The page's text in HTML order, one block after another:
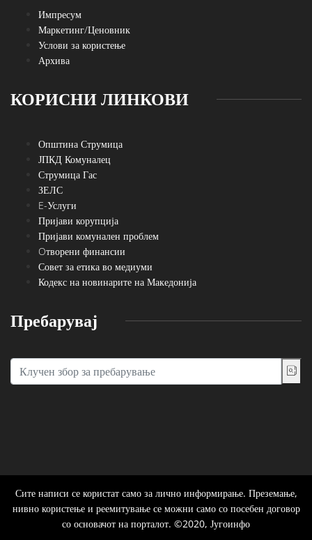
Импресум
Маркетинг/Ценовник
Услови за користење
Архива
КОРИСНИ ЛИНКОВИ
Општина Струмица
ЈПКД Комуналец
Струмица Гас
ЗЕЛС
E-Услуги
Пријави корупција
Пријави комунален проблем
Oтворени финансии
Совет за етика во медиуми
Кодекс на новинарите на Македонија
Пребарувај
Сите написи се користат само за лично информирање. Преземање,
нивно користење и реемитување се можни само со посебен договор
со основачот на порталот. ©2020, Југоинфо